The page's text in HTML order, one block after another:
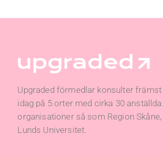
Upgraded förmedlar konsulter
idag på 5 orter med cirka 30
organisationer så som Region
Lunds Universitet.